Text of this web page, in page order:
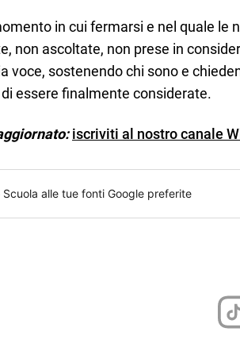
in cui fermarsi e nel quale le
non ascoltate, non prese in
voce, sostenendo chi sono e
essere finalmente considerate.
iscriviti al nostro canale
Scuola alle tue fonti Google preferite